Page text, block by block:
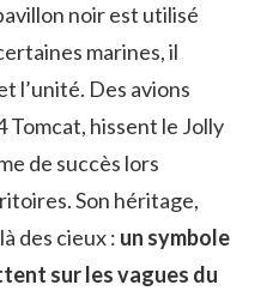
noir est utilisé
marines, il
l’unité. Des avions
Tomcat, hissent le Jolly
de succès lors
Son héritage,
des cieux : un symbole
sur les vagues du